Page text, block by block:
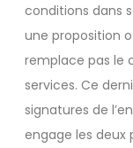
conditions dans
une proposition
remplace pas le
services. Ce
signatures de
engage les deux